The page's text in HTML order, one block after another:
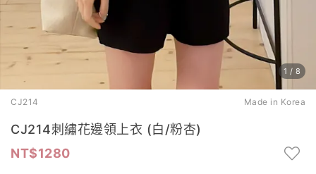
1 / 8
CJ214 Made in Korea
CJ214刺繡花邊領上衣 (白/粉杏)
1280